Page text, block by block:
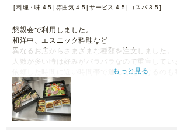
料理・味 4.5 雰囲気 4.5 サービス 4.5 コスパ 3.5
懇親会で利用しました。
和洋中、エスニック料理など
異なるお店からさまざまな種類を注文しました。
人数が多い時は好みがバラバラなので重宝してい
依頼した時間に近い時間帯で運んでただけるのも
ています。
1つ1つ小分けになっているのでとても衛生的！
個包装でない時に比べてフードロスも減少しまし
もっと見る